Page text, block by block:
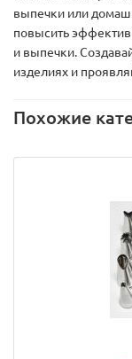
выпечки или
повысить
и выпечки.
изделиях и
Похожие